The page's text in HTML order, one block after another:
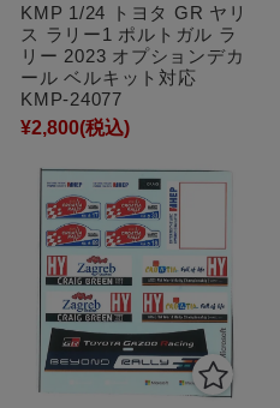
KMP 1/24 トヨタ GR ヤリ
ス ラリー1 ポルトガル ラ
リー 2023 オプションデカ
ール ベルキット対応
KMP-24077
¥2,800(税込)